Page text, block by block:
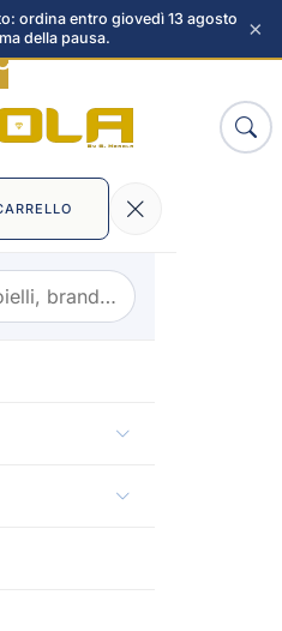
ordina entro giovedì 13 agosto
della pausa.
×
in Argento